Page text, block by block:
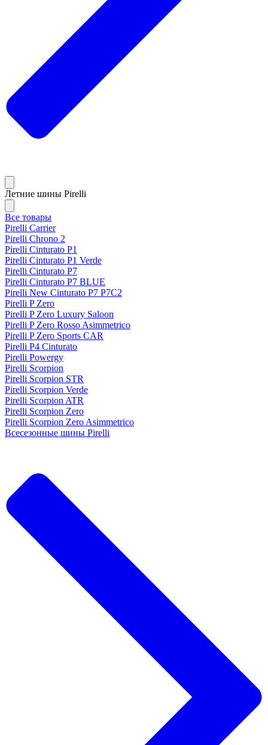
Летние шины Pirelli
Все товары
Pirelli Carrier
Pirelli Chrono 2
Pirelli Cinturato P1
Pirelli Cinturato P1 Verde
Pirelli Cinturato P7
Pirelli Cinturato P7 BLUE
Pirelli New Cinturato P7 P7C2
Pirelli P Zero
Pirelli P Zero Luxury Saloon
Pirelli P Zero Rosso Asimmetrico
Pirelli P Zero Sports CAR
Pirelli P4 Cinturato
Pirelli Powergy
Pirelli Scorpion
Pirelli Scorpion STR
Pirelli Scorpion Verde
Pirelli Scorpion ATR
Pirelli Scorpion Zero
Pirelli Scorpion Zero Asimmetrico
Всесезонные шины Pirelli